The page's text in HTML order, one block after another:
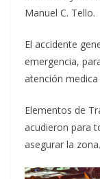
Manuel C. Tello.
El accidente
emergencia,
atención
Elementos de
acudieron para
asegurar la zona.